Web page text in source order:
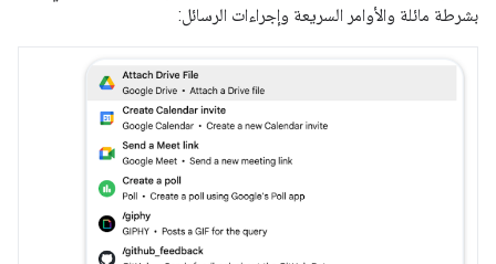
بشرطة مائلة والأوامر السريعة وإجراءات الرسائل: